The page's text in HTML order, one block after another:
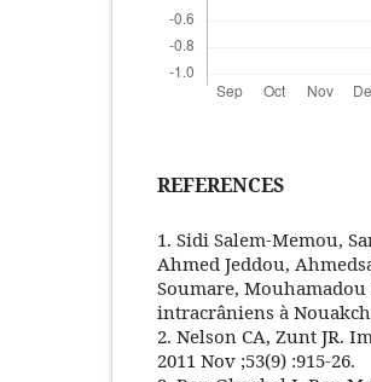
REFERENCES
1. Sidi Salem-Memou,
Ahmed Jeddou,
Soumare,
intracrâniens à
2. Nelson CA, Zunt JR.
2011 Nov ;53(9) :915-26.